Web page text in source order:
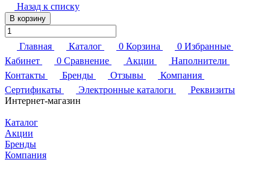
Назад к списку
В корзину
Главная Каталог 0 Корзина 0 Избранные
Кабинет
0 Сравнение Акции
Наполнители
Контакты
Бренды Отзывы
Компания
Сертификаты
Электронные каталоги
Реквизиты
Интернет-магазин
Каталог
Акции
Бренды
Компания